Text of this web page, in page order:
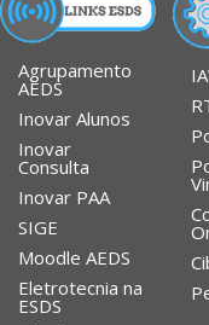
Agrupamento
AEDS
Inovar Alunos
Inovar
Consulta
Inovar PAA
SIGE
Moodle AEDS
Eletrotecnia na
ESDS